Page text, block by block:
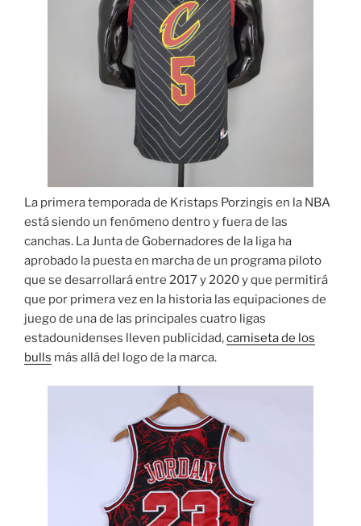
La primera temporada de Kristaps Porzingis en la NBA
está siendo un fenómeno dentro y fuera de las
canchas. La Junta de Gobernadores de la liga ha
aprobado la puesta en marcha de un programa piloto
que se desarrollará entre 2017 y 2020 y que permitirá
que por primera vez en la historia las equipaciones de
juego de una de las principales cuatro ligas
estadounidenses lleven publicidad,camiseta de los
bulls más allá del logo de la marca.